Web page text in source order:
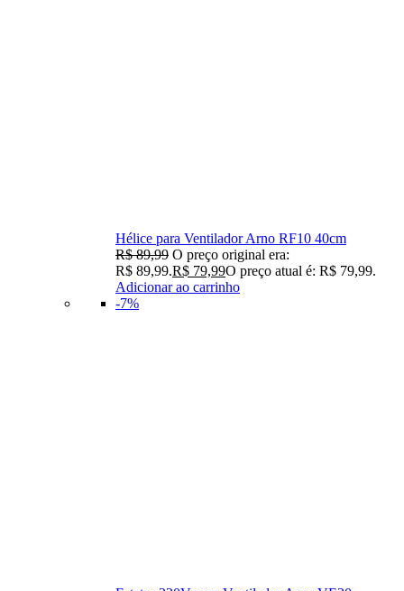
Hélice para Ventilador Arno RF10 40cm
R$89,99 O preço original era:
R$ 89,99.R$ 79,99O preço atual é: R$ 79,99.
Adicionar ao carrinho
-7%